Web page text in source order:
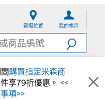
賣場位置 我的帳戶
購買指定米森商
享79折優惠。 <<
項>>